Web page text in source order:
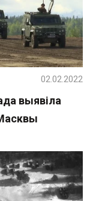
выявіла
02.02.2022